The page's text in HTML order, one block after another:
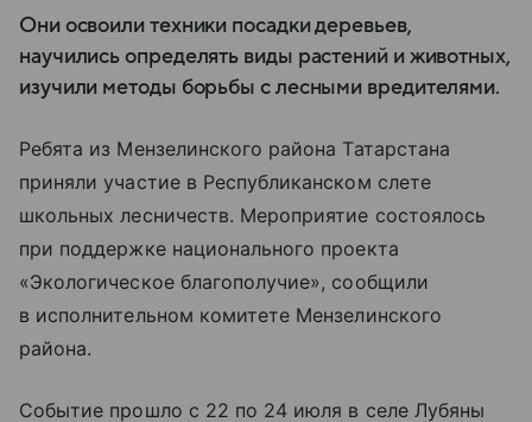
Они освоили техники посадки деревьев,
научились определять виды растений и животных,
изучили методы борьбы с лесными вредителями.
Ребята из Мензелинского района Татарстана
приняли участие в Республиканском слете
школьных лесничеств. Мероприятие состоялось
при поддержке национального проекта
«Экологическое благополучие», сообщили
в исполнительном комитете Мензелинского
района.
Событие прошло с 22 по 24 июля в селе Лубяны